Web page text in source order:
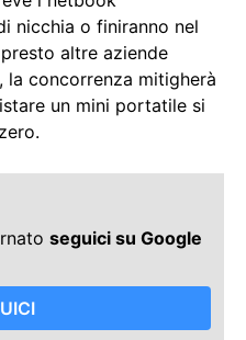
nicchia o finiranno nel
altre aziende
concorrenza mitigherà
un mini portatile si
seguici su Google